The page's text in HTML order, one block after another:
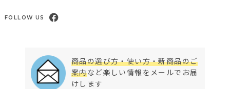
FOLLOW US
商品の選び方・使い方・新商品のご
案内など楽しい情報をメールでお届
けします